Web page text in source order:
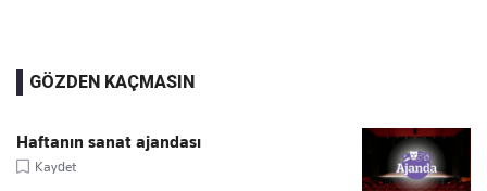
GÖZDEN KAÇMASIN
Haftanın sanat ajandası
Kaydet